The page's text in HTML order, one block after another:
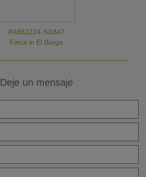
R4862224-Si1847
Finca in El Burgo
Deje un mensaje